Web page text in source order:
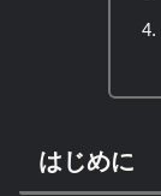
はじめに